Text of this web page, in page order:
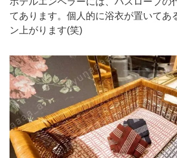
てあります。個人的に浴衣が置いてあ
ン上がります(笑)